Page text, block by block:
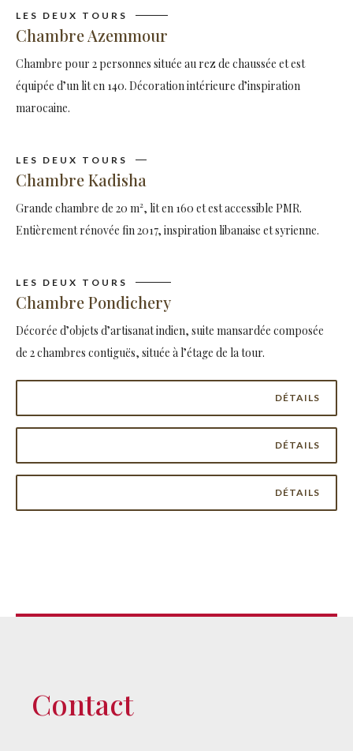
LES DEUX TOURS
Chambre Azemmour
Chambre pour 2 personnes située au rez de chaussée et est
équipée d’un lit en 140. Décoration intérieure d’inspiration
marocaine.
LES DEUX TOURS
Chambre Kadisha
Grande chambre de 20 m², lit en 160 et est accessible PMR.
Entièrement rénovée fin 2017, inspiration libanaise et syrienne.
LES DEUX TOURS
Chambre Pondichery
Décorée d’objets d’artisanat indien, suite mansardée composée
de 2 chambres contiguës, située à l’étage de la tour.
DÉTAILS
DÉTAILS
DÉTAILS
Contact